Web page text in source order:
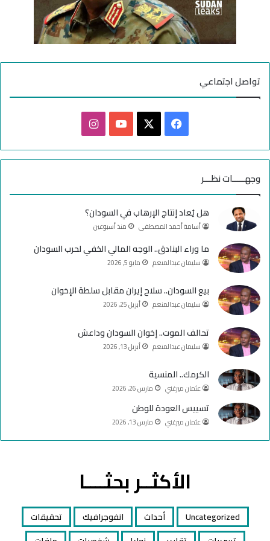
تواصل اجتماعي
ي
ب
و
ك
X
Y
u
T
u
b
e
ن
ت
ق
م
وجهـــــات نظـــر
هل يُعاد إنتاج الإرهاب في السودان؟
أسامة أحمد المصطفى منذ أسبوعين
ما وراء البنادق.. الوجه المالي الخفي لحرب السودان
سليمان عبدالمنعم مايو 5, 2026
بيع السودان.. سلاح إيران مقابل سلطة الإخوان
سليمان عبدالمنعم أبريل 25, 2026
تحالف الموت.. إخوان السودان وداعش
سليمان عبدالمنعم أبريل 13, 2026
الكرمك.. المنسية
عثمان ميرغني مارس 26, 2026
تسييس العودة للوطن
عثمان ميرغني مارس 13, 2026
الأكثــر بحثــــا
Uncategorized أحداث انفوجرافيك
تحقيقات